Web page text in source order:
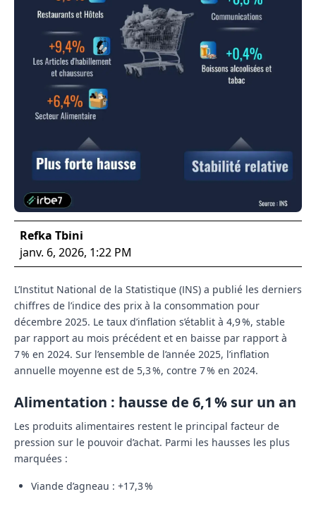
Refka Tbini
janv. 6, 2026, 1:22 PM
L’Institut National de la Statistique (INS) a publié les derniers
chiffres de l’indice des prix à la consommation pour
décembre 2025. Le taux d’inflation s’établit à 4,9 %, stable
par rapport au mois précédent et en baisse par rapport à
7 % en 2024. Sur l’ensemble de l’année 2025, l’inflation
annuelle moyenne est de 5,3 %, contre 7 % en 2024.
Alimentation : hausse de 6,1 % sur un an
Les produits alimentaires restent le principal facteur de
pression sur le pouvoir d’achat. Parmi les hausses les plus
marquées :
Viande d’agneau : +17,3 %